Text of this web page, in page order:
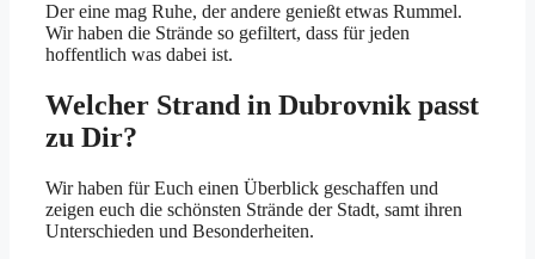
Der eine mag Ruhe, der andere genießt etwas Rummel.
Wir haben die Strände so gefiltert, dass für jeden
hoffentlich was dabei ist.
Welcher Strand in Dubrovnik passt
zu Dir?
Wir haben für Euch einen Überblick geschaffen und
zeigen euch die schönsten Strände der Stadt, samt ihren
Unterschieden und Besonderheiten.